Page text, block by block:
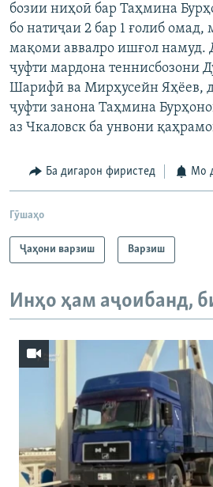
бозии ниҳоӣ бар Таҳмина
бо натиҷаи 2 бар 1 ғолиб
мақоми аввалро ишғол намуд.
ҷуфти мардона теннисбозони
Шарифӣ ва Мирҳусейн Яҳёев,
ҷуфти занона Таҳмина
аз Чкаловск ба унвони
Ба дигарон фиристед Мо
Гӯшаҳо
Ҷаҳони варзиш Варзиш
Инҳо ҳам аҷоибанд,